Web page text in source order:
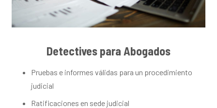
Detectives para Abogados
Pruebas e informes válidas para un procedimiento
judicial
Ratificaciones en sede judicial